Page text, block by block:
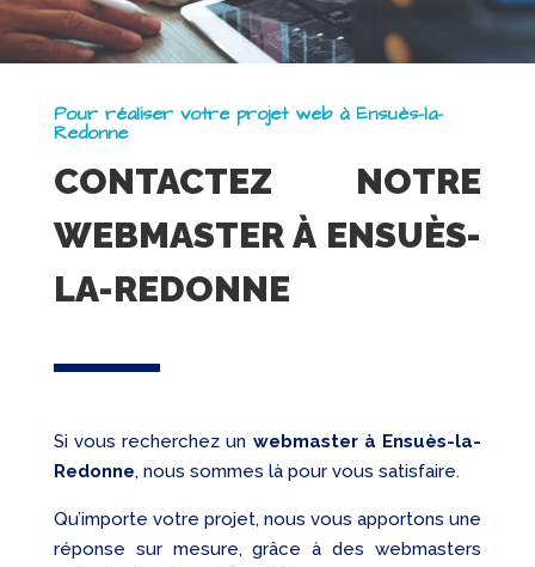
Pour réaliser votre projet web à Ensuès-la-
Redonne
CONTACTEZ NOTRE
WEBMASTER À ENSUÈS-
LA-REDONNE
Si vous recherchez un webmaster à Ensuès-la-
Redonne, nous sommes là pour vous satisfaire.
Qu’importe votre projet, nous vous apportons une
réponse sur mesure, grâce à des webmasters